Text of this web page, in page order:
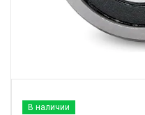
В наличии